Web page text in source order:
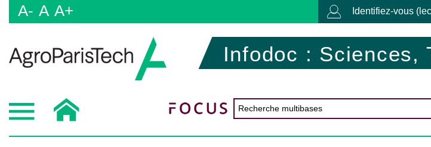
A- A A+ Identifiez-vous
Infodoc : Sciences,